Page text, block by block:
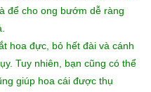
để cho ong bướm dễ ràng
hoa đực, bỏ hết đài và cánh
Tuy nhiên, bạn cũng có thể
giúp hoa cái được thụ